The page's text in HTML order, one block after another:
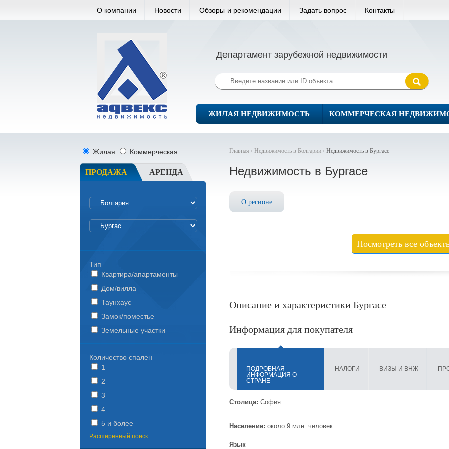
О компании Новости Обзоры и рекомендации Задать вопрос Контакты
Департамент зарубежной недвижимости
ЖИЛАЯ НЕДВИЖИМОСТЬ КОММЕРЧЕСКАЯ
Главная › Недвижимость в Болгарии › Недвижимость в Бургасе
Недвижимость в Бургасе
О регионе
Посмотреть все
Описание и характеристики Бургасе
Информация для покупателя
ПОДРОБНАЯ
ИНФОРМАЦИЯ О
СТРАНЕ
НАЛОГИ ВИЗЫ И ВНЖ
Столица: София
Население: около 9 млн. человек
Язык
Жилая Коммерческая
ПРОДАЖА АРЕНДА
Тип
Квартира/апартаменты
Дом/вилла
Таунхаус
Замок/поместье
Земельные участки
Количество спален
1
2
3
4
5 и более
Расширенный поиск